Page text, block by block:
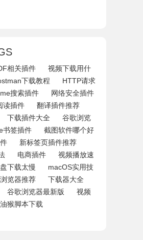
相关插件
视频下载用什
下载教程
HTTP请求
搜索插件
网络安全插件
读插件
翻译插件推荐
下载插件大全
谷歌浏览
书签插件
截图软件哪个好
新标签页插件推荐
电商插件
视频播放速
下载太慢
macOS实用技
览器推荐
下载器大全
谷歌浏览器最新版
视频
油猴脚本下载